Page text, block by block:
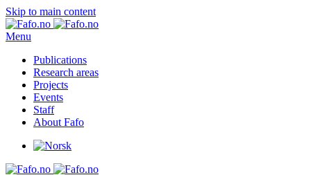
Skip to main content
Menu
Publications
Research areas
Projects
Events
Staff
About Fafo